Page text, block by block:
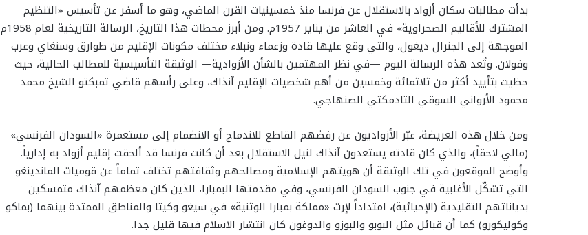
بدأت مطالبات سكان أزواد بالاستقلال عن فرنسا منذ خمسينيات القرن الماضي، وهو ما أسفر عن تأسيس «التنظيم
المشترك للأقاليم الصحراوية» في العاشر من يناير 1957م. ومن أبرز محطات هذا التاريخ، الرسالة التاريخية لعام 1958م
الموجهة إلى الجنرال ديغول، والتي وقع عليها قادة وزعماء ونبلاء مختلف مكونات الإقليم من طوارق وسنغاي وعرب
وفولان. وتُعد هذه الرسالة اليوم —في نظر المهتمين بالشأن الأزوادية— الوثيقة التأسيسية للمطالب الحالية، حيث
حظيت بتأييد أكثر من ثلاثمائة وخمسين من أهم شخصيات الإقليم آنذاك، وعلى رأسهم قاضي تمبكتو الشيخ محمد
محمود الأرواني السوقي التادمكتي الصنهاجي.
ومن خلال هذه العريضة، عبّر الأزواديون عن رفضهم القاطع للاندماج أو الانضمام إلى مستعمرة «السودان الفرنسي»
(مالي لاحقاً)، والذي كان قادته يستعدون آنذاك لنيل الاستقلال بعد أن كانت فرنسا قد ألحقت إقليم أزواد به إدارياً.
وأوضح الموقعون في تلك الوثيقة أن هويتهم الإسلامية ومصالحهم وثقافتهم تختلف تماماً عن قوميات الماندينغو
التي تشكّل الأغلبية في جنوب السودان الفرنسي، وفي مقدمتها البمبارا، الذين كان معظمهم آنذاك متمسكين
بدياناتهم التقليدية (الإحيائية)، امتداداً لإرث «مملكة بمبارا الوثنية» في سيغو وكيتا والمناطق الممتدة بينهما (بماكو
وكوليكورو) كما أن قبائل مثل البوبو والبوزو والدوغون كان انتشار الاسلام فيها قليل جدا.